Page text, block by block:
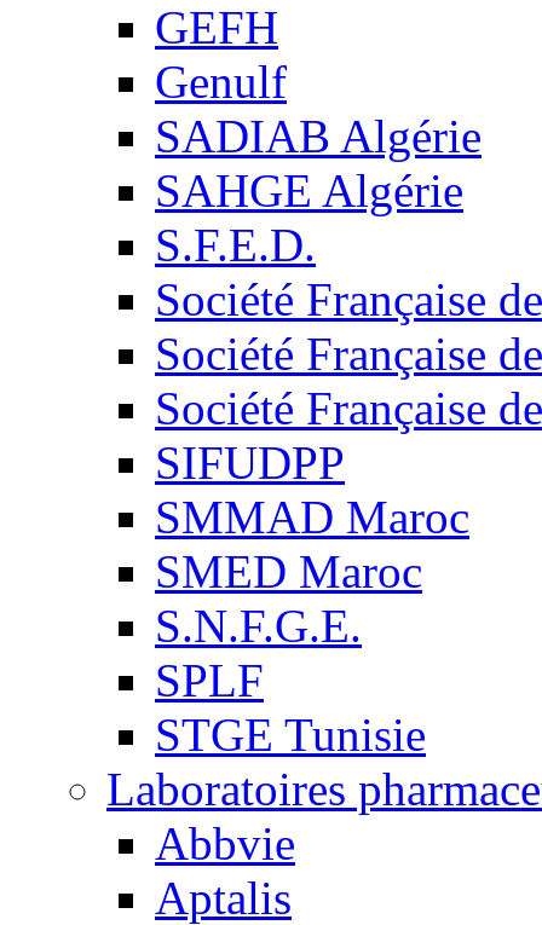
GEFH
Genulf
SADIAB Algérie
SAHGE Algérie
S.F.E.D.
Société Française
Société Française
Société Française
SIFUDPP
SMMAD Maroc
SMED Maroc
S.N.F.G.E.
SPLF
STGE Tunisie
Laboratoires
Abbvie
Aptalis